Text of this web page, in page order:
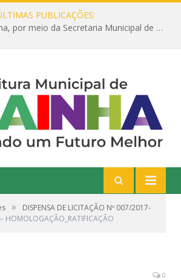
PUBLICAÇÕES:
Prefeitura de Prainha, por meio da Secretaria Municipal de Educação, abre 354 vagas na área da Educação para 2025 com processo seletivo simplificado
»
DISPENSA DE LICITAÇÃO Nº 007/2017-
HOMOLOGAÇÃO_RATIFICAÇÃO
0